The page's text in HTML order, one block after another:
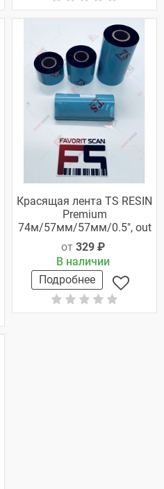
Красящая лента TS RESIN
Premium
74м/57мм/57мм/0.5", out
от 329 ₽
В наличии
Подробнее